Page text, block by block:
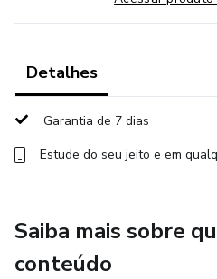
Detalhes
Garantia de 7 dias
Estude do seu jeito e em
Saiba mais sobre
conteúdo